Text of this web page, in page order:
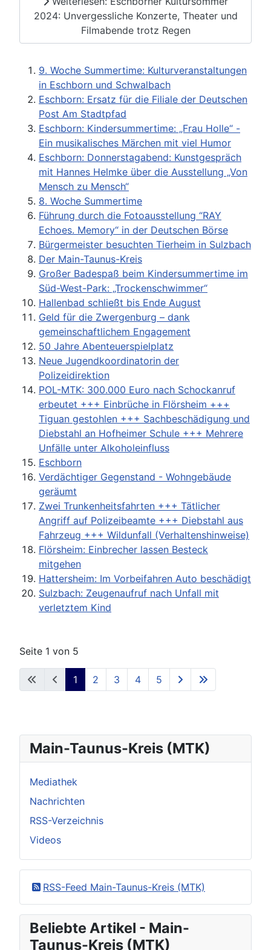
2024: Unvergessliche Konzerte, Theater und
Filmabende trotz Regen
9. Woche Summertime: Kulturveranstaltungen
in Eschborn und Schwalbach
Eschborn: Ersatz für die Filiale der Deutschen
Post Am Stadtpfad
Eschborn: Kindersummertime: „Frau Holle“ -
Ein musikalisches Märchen mit viel Humor
Eschborn: Donnerstagabend: Kunstgespräch
mit Hannes Helmke über die Ausstellung „Von
Mensch zu Mensch“
8. Woche Summertime
Führung durch die Fotoausstellung “RAY
Echoes. Memory“ in der Deutschen Börse
Bürgermeister besuchten Tierheim in Sulzbach
Der Main-Taunus-Kreis
Großer Badespaß beim Kindersummertime im
Süd-West-Park: „Trockenschwimmer“
Hallenbad schließt bis Ende August
Geld für die Zwergenburg – dank
gemeinschaftlichem Engagement
50 Jahre Abenteuerspielplatz
Neue Jugendkoordinatorin der
Polizeidirektion
POL-MTK: 300.000 Euro nach Schockanruf
erbeutet +++ Einbrüche in Flörsheim +++
Tiguan gestohlen +++ Sachbeschädigung und
Diebstahl an Hofheimer Schule +++ Mehrere
Unfälle unter Alkoholeinfluss
Eschborn
Verdächtiger Gegenstand - Wohngebäude
geräumt
Zwei Trunkenheitsfahrten +++ Tätlicher
Angriff auf Polizeibeamte +++ Diebstahl aus
Fahrzeug +++ Wildunfall (Verhaltenshinweise)
Flörsheim: Einbrecher lassen Besteck
mitgehen
Hattersheim: Im Vorbeifahren Auto beschädigt
Sulzbach: Zeugenaufruf nach Unfall mit
verletztem Kind
Seite 1 von 5
1 2 3 4 5
Main-Taunus-Kreis (MTK)
Mediathek
Nachrichten
RSS-Verzeichnis
Videos
RSS-Feed Main-Taunus-Kreis (MTK)
Beliebte Artikel - Main-
Taunus-Kreis (MTK)